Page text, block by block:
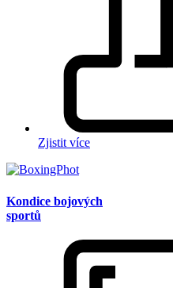
Zjistit více
Kondice bojových
sportů